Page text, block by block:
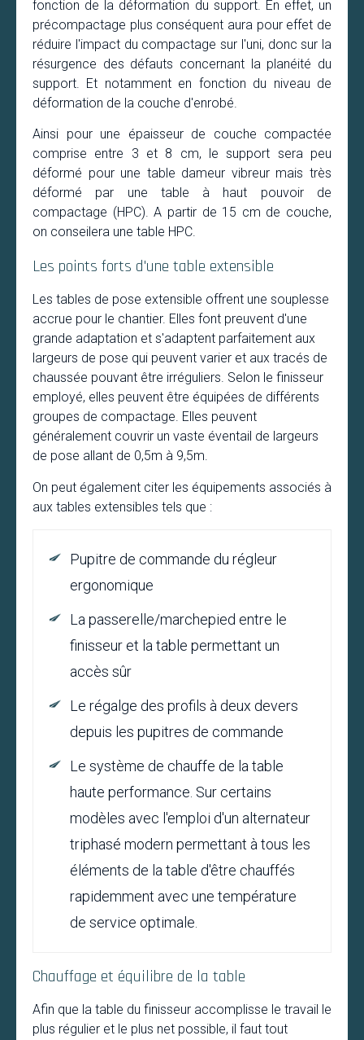
fonction de la déformation du support. En effet, un
précompactage plus conséquent aura pour effet de
réduire l'impact du compactage sur l'uni, donc sur la
résurgence des défauts concernant la planéité du
support. Et notamment en fonction du niveau de
déformation de la couche d'enrobé.
Ainsi pour une épaisseur de couche compactée
comprise entre 3 et 8 cm, le support sera peu
déformé pour une table dameur vibreur mais très
déformé par une table à haut pouvoir de
compactage (HPC). A partir de 15 cm de couche,
on conseilera une table HPC.
Les points forts d'une table extensible
Les tables de pose extensible offrent une souplesse
accrue pour le chantier. Elles font preuvent d'une
grande adaptation et s'adaptent parfaitement aux
largeurs de pose qui peuvent varier et aux tracés de
chaussée pouvant être irréguliers. Selon le finisseur
employé, elles peuvent être équipées de différents
groupes de compactage. Elles peuvent
généralement couvrir un vaste éventail de largeurs
de pose allant de 0,5m à 9,5m.
On peut également citer les équipements associés à
aux tables extensibles tels que :
Pupitre de commande du régleur
ergonomique
La passerelle/marchepied entre le
finisseur et la table permettant un
accès sûr
Le régalge des profils à deux devers
depuis les pupitres de commande
Le système de chauffe de la table
haute performance. Sur certains
modèles avec l'emploi d'un alternateur
triphasé modern permettant à tous les
éléments de la table d'être chauffés
rapidemment avec une température
de service optimale.
Chauffage et équilibre de la table
Afin que la table du finisseur accomplisse le travail le
plus régulier et le plus net possible, il faut tout